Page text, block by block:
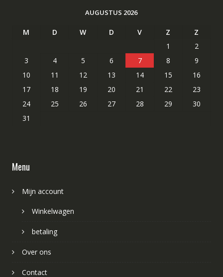
AUGUSTUS 2026
M D W D V Z
Z
1
2
3
4 5 6 7 8
9
10
11 12 13 14 15
16
17
18 19 20 21 22
23
24
25 26 27 28 29
30
31
Menu
Mijn account
Winkelwagen
betaling
Over ons
Contact